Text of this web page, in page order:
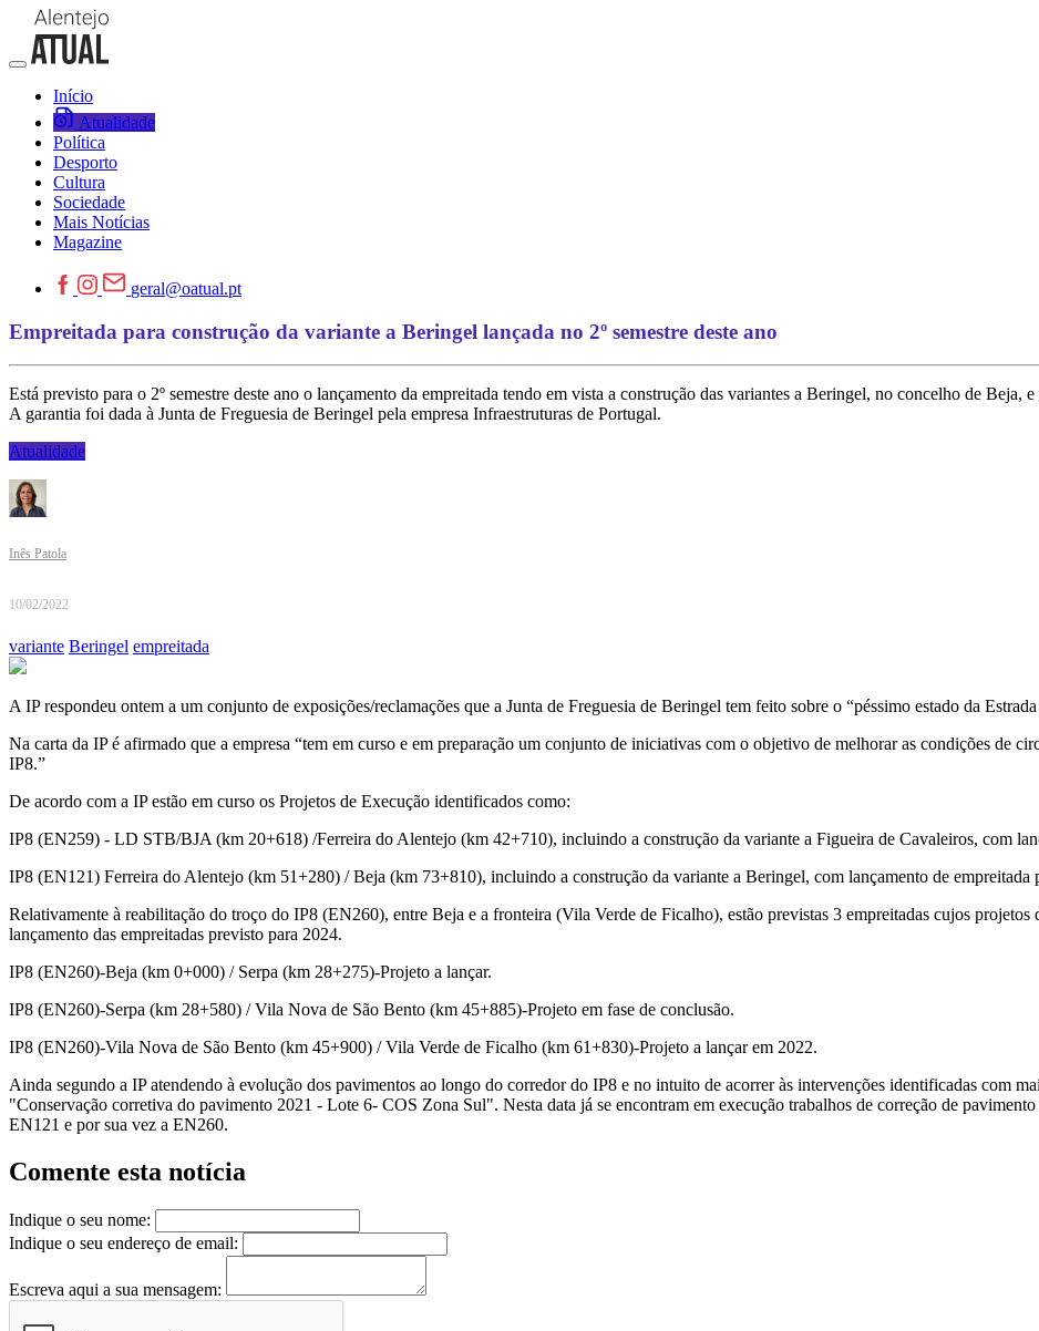
Início
Atualidade
Política
Desporto
Cultura
Sociedade
Mais Notícias
Magazine
geral@oatual.pt
Empreitada para construção da variante a Beringel lançada no 2º semestre deste ano
Está previsto para o 2º semestre deste ano o lançamento da empreitada tendo em vista a construção das variantes a Beringel, no concelho de
A garantia foi dada à Junta de Freguesia de Beringel pela empresa Infraestruturas de Portugal.
Atualidade
Inês Patola
10/02/2022
variante Beringel empreitada
A IP respondeu ontem a um conjunto de exposições/reclamações que a Junta de Freguesia de Beringel tem feito sobre o “péssimo estado da
Na carta da IP é afirmado que a empresa “tem em curso e em preparação um conjunto de iniciativas com o objetivo de melhorar as condições de
IP8.”
De acordo com a IP estão em curso os Projetos de Execução identificados como:
IP8 (EN259) - LD STB/BJA (km 20+618) /Ferreira do Alentejo (km 42+710), incluindo a construção da variante a Figueira de Cavaleiros, com
IP8 (EN121) Ferreira do Alentejo (km 51+280) / Beja (km 73+810), incluindo a construção da variante a Beringel, com lançamento de empreitada
Relativamente à reabilitação do troço do IP8 (EN260), entre Beja e a fronteira (Vila Verde de Ficalho), estão previstas 3 empreitadas cujos projetos
lançamento das empreitadas previsto para 2024.
IP8 (EN260)-Beja (km 0+000) / Serpa (km 28+275)-Projeto a lançar.
IP8 (EN260)-Serpa (km 28+580) / Vila Nova de São Bento (km 45+885)-Projeto em fase de conclusão.
IP8 (EN260)-Vila Nova de São Bento (km 45+900) / Vila Verde de Ficalho (km 61+830)-Projeto a lançar em 2022.
Ainda segundo a IP atendendo à evolução dos pavimentos ao longo do corredor do IP8 e no intuito de acorrer às intervenções identificadas com
"Conservação corretiva do pavimento 2021 - Lote 6- COS Zona Sul". Nesta data já se encontram em execução trabalhos de correção de
EN121 e por sua vez a EN260.
Comente esta notícia
Indique o seu nome:
Indique o seu endereço de email:
Escreva aqui a sua mensagem: